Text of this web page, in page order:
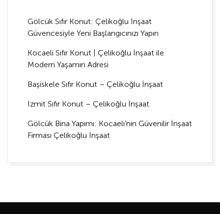
Gölcük Sıfır Konut: Çelikoğlu İnşaat
Güvencesiyle Yeni Başlangıcınızı Yapın
Kocaeli Sıfır Konut | Çelikoğlu İnşaat ile
Modern Yaşamın Adresi
Başiskele Sıfır Konut – Çelikoğlu İnşaat
İzmit Sıfır Konut – Çelikoğlu İnşaat
Gölcük Bina Yapımı: Kocaeli’nin Güvenilir İnşaat
Firması Çelikoğlu İnşaat